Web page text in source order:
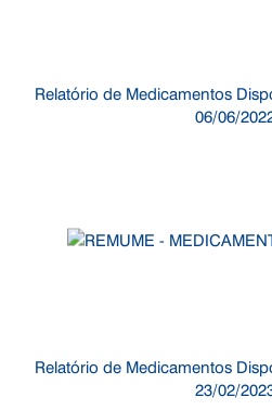
Relatório de Medicamentos
06/06/
Relatório de Medicamentos
23/02/